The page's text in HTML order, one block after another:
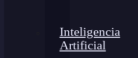
Inteligencia
Artificial